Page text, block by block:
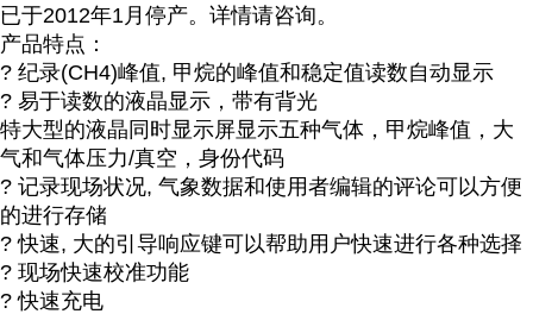
已于2012年1月停产。详情请咨询。
产品特点：
? 纪录(CH4)峰值, 甲烷的峰值和稳定值读数自动显示
? 易于读数的液晶显示，带有背光
特大型的液晶同时显示屏显示五种气体，甲烷峰值，大
气和气体压力/真空，身份代码
? 记录现场状况, 气象数据和使用者编辑的评论可以方便
的进行存储
? 快速, 大的引导响应键可以帮助用户快速进行各种选择
? 现场快速校准功能
? 快速充电